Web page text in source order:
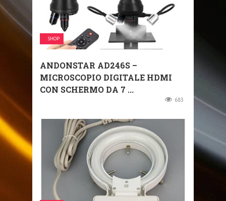
SHOP
ANDONSTAR AD246S –
MICROSCOPIO DIGITALE HDMI
CON SCHERMO DA 7 ...
683